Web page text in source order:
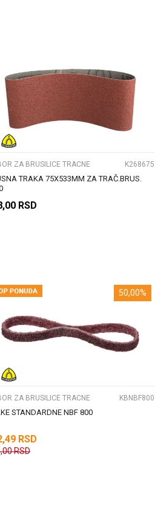
UPOREDI
ZA BRUSILICE TRACNE K268675
TRAKA 75X533MM ZA TRAČ.BRUS.
RSD
UPOREDI
50,00%
ZA BRUSILICE TRACNE KBNBF800
STANDARDNE NBF 800
RSD
RSD